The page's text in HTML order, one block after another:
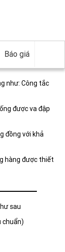
Báo giá
như: Công tắc
được va đập
đồng với khả
hàng được thiết
sau
chuẩn)